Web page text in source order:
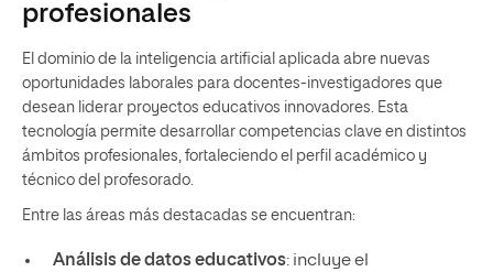
profesionales
El dominio de la inteligencia artificial aplicada abre nuevas
oportunidades laborales para docentes-investigadores que
desean liderar proyectos educativos innovadores. Esta
tecnología permite desarrollar competencias clave en distintos
ámbitos profesionales, fortaleciendo el perfil académico y
técnico del profesorado.
Entre las áreas más destacadas se encuentran:
Análisis de datos educativos: incluye el